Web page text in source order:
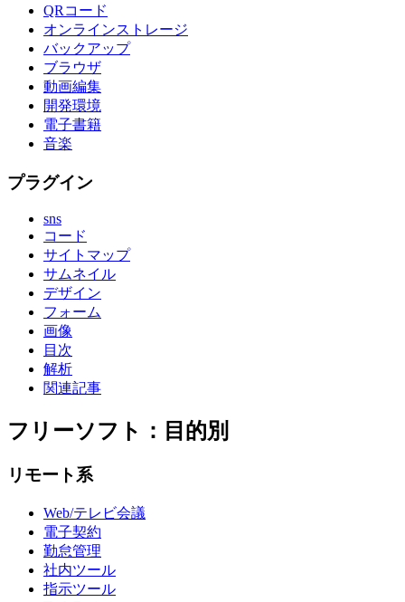
QRコード
オンラインストレージ
バックアップ
ブラウザ
動画編集
開発環境
電子書籍
音楽
プラグイン
sns
コード
サイトマップ
サムネイル
デザイン
フォーム
画像
目次
解析
関連記事
フリーソフト：目的別
リモート系
Web/テレビ会議
電子契約
勤怠管理
社内ツール
指示ツール